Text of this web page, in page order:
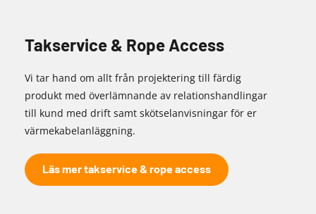
Takservice & Rope Access
Vi tar hand om allt från projektering till färdig
produkt med överlämnande av relationshandlingar
till kund med drift samt skötselanvisningar för er
värmekabelanläggning.
Läs mer takservice & rope access